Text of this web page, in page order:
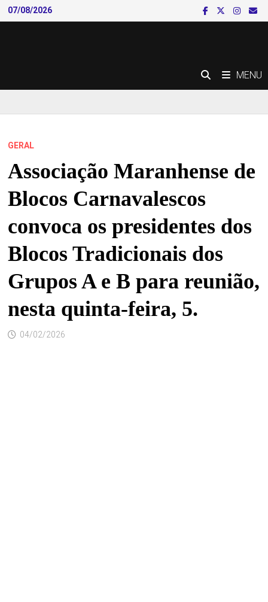
Skip
to
07/08/2026
MENU
GERAL
Associação Maranhense de
Blocos Carnavalescos
convoca os presidentes dos
Blocos Tradicionais dos
Grupos A e B para reunião,
nesta quinta-feira, 5.
04/02/2026